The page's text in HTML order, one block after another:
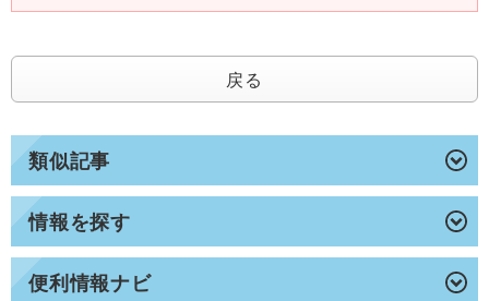
類似記事
情報を探す
便利情報ナビ
戻る